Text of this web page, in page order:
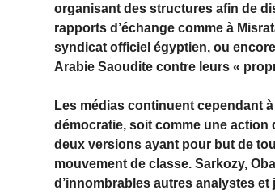
organisant des structures afin de
rapports d’échange comme à
syndicat officiel égyptien, ou
Arabie Saoudite contre leurs «
Les médias continuent cependant
démocratie, soit comme une action
deux versions ayant pour but de
mouvement de classe. Sarkozy,
d’innombrables autres analystes